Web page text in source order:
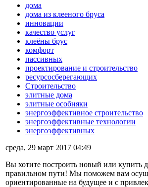
дома
дома из клееного бруса
инновации
качество услуг
клеёны брус
комфорт
пассивных
проектирование и строительство
ресурсосберегающих
Строительство
элитные дома
элитные особняки
энергоэффективное строительство
энергоэффективные технологии
энергоэффективных
среда, 29 март 2017 04:49
Вы хотите построить новый или купить
правильном пути! Мы поможем вам
ориентированные на будущее и с